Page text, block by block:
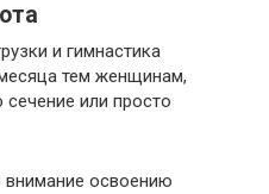
и гимнастика
тем женщинам,
или просто
внимание освоению